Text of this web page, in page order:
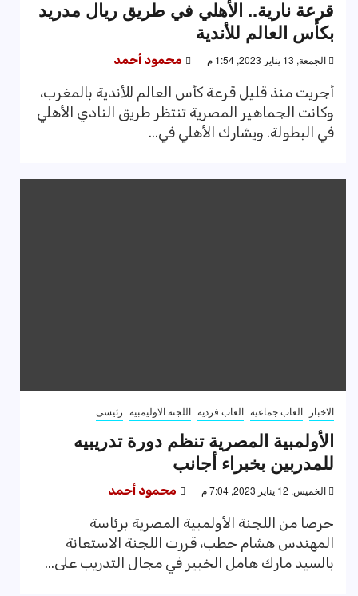
قرعة نارية.. الأهلي في طريق ريال مدريد
بكأس العالم للأندية
الجمعة, 13 يناير 2023, 1:54 م محمود أحمد
أجريت منذ قليل قرعة كأس العالم للأندية بالمغرب،
وكانت الجماهير المصرية تنتظر طريق النادي الأهلي
في البطولة. ويشارك الأهلي في...
الاخبار العاب جماعية العاب فردية اللجنة الاوليمبية رئيسى
الأولمبية المصرية تنظم دورة تدريبيه
للمدربين بخبراء أجانب
الخميس, 12 يناير 2023, 7:04 م محمود أحمد
حرصا من اللجنة الأولمبية المصرية برئاسة
المهندس هشام حطب، قررت اللجنة الاستعانة
بالسيد مارك هامل الخبير في مجال التدريب على...